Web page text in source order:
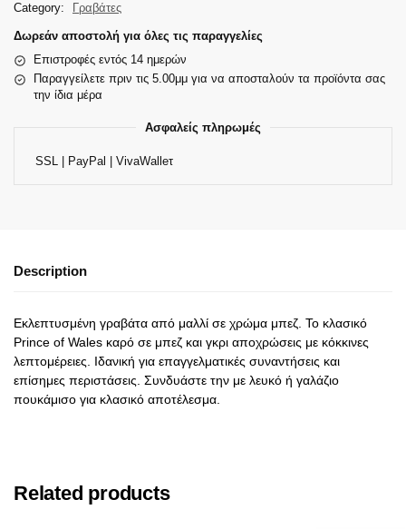
Category:
Γραβάτες
Δωρεάν αποστολή για όλες τις παραγγελίες
Επιστροφές εντός 14 ημερών
Παραγγείλετε πριν τις 5.00μμ για να αποσταλούν τα προϊόντα σας
την ίδια μέρα
Ασφαλείς πληρωμές
SSL | PayPal | VivaWalleτ
Description
Εκλεπτυσμένη γραβάτα από μαλλί σε χρώμα μπεζ. Το κλασικό
Prince of Wales καρό σε μπεζ και γκρι αποχρώσεις με κόκκινες
λεπτομέρειες. Ιδανική για επαγγελματικές συναντήσεις και
επίσημες περιστάσεις. Συνδυάστε την με λευκό ή γαλάζιο
πουκάμισο για κλασικό αποτέλεσμα.
Related products